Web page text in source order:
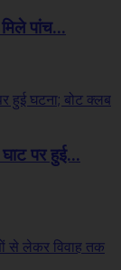
पांच...
पर हुई...